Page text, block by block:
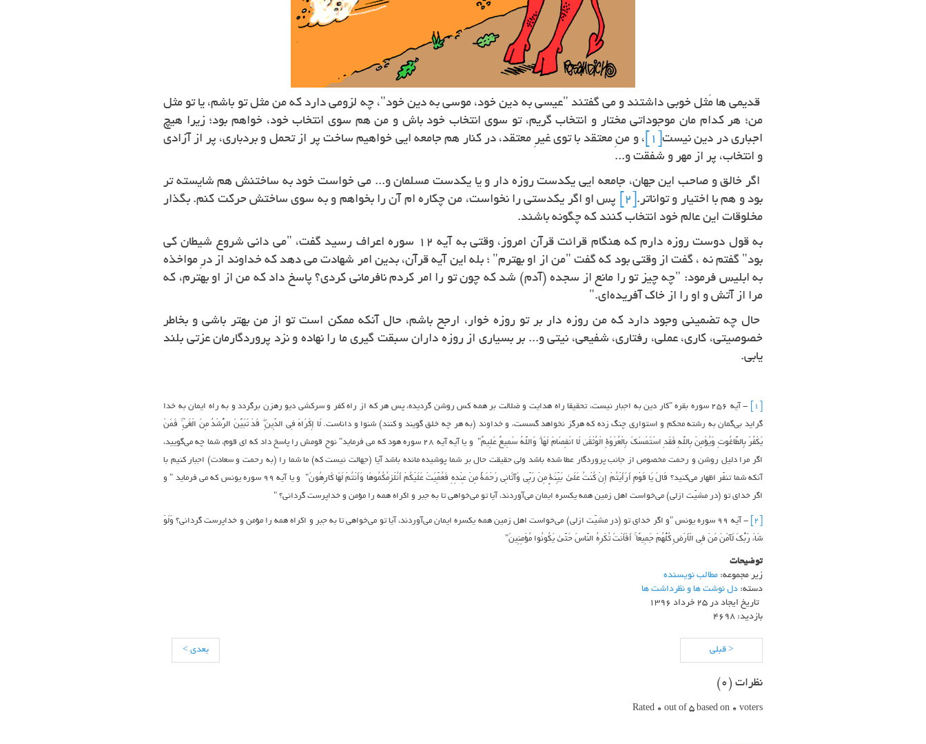
قدیمی ها مَثل خوبی داشتند و می گفتند "عیسی به دین خود، موسی به دین خود"، چه لزومی دارد که من مثل تو باشم، یا تو مثل
من؛ هر کدام مان موجوداتی مختار و انتخاب گریم، تو سوی انتخاب خود باش و من هم سوی انتخاب خود، خواهم بود؛ زیرا هیچ
اجباری در دین نیست
، و منِ معتقد با توی غیرِ معتقد، در کنار هم جامعه ایی خواهیم ساخت پر از تحمل و بردباری، پر از آزادی
و انتخاب، پر از مهر و شفقت و...
اگر خالق و صاحب این جهان، جامعه ایی یکدست روزه دار و یا یکدست مسلمان و... می خواست خود به ساختنش هم شایسته تر
بود و هم با اختیار و تواناتر.
پس او اگر یکدستی را نخواست، من چکاره ام آن را بخواهم و به سوی ساختش حرکت کنم. بگذار
مخلوقات این عالم خود انتخاب کنند که چگونه باشند.
به قول دوست روزه دارم که هنگام قرائت قرآن امروز، وقتی به آیه 12 سوره اعراف رسید گفت، "می دانی شروع شیطان کی
بود" گفتم نه ، گفت از وقتی بود که گفت "من از او بهترم" ؛ بله این آیه قرآن، بدین امر شهادت می دهد که خداوند از درِ مواخذه
به ابلیس فرمود: "چه چیز تو را مانع از سجده (آدم) شد که چون تو را امر کردم نافرمانی کردی؟ پاسخ داد که من از او بهترم، که
مرا از آتش و او را از خاک آفریده‌ای."
حال چه تضمینی وجود دارد که من روزه دار بر تو روزه خوار، ارجح باشم، حال آنکه ممکن است تو از من بهتر باشی و بخاطر
خصوصیتی، کاری، عملی، رفتاری، شفیعی، نیتی و... بر بسیاری از روزه داران سبقت گیری ما را نهاده و نزد پروردگارمان عزتی بلند
یابی.
- آیه 256 سوره بقره "کار دین به اجبار نیست، تحقیقا راه هدایت و ضلالت بر همه کس روشن گردیده، پس هر که از راه کفر و سرکشی دیو رهزن برگردد و به راه ایمان به خدا
گراید بی‌گمان به رشته محکم و استواری چنگ زده که هرگز نخواهد گسست، و خداوند (به هر چه خلق گویند و کنند) شنوا و داناست. لَا إِكْرَاهَ فِي الدِّينِ ۖ قَدْ تَبَيَّنَ الرُّشْدُ مِنَ الْغَيِّ ۚ فَمَنْ
يَكْفُرْ بِالطَّاغُوتِ وَيُؤْمِنْ بِاللَّهِ فَقَدِ اسْتَمْسَكَ بِالْعُرْوَةِ الْوُثْقَىٰ لَا انْفِصَامَ لَهَا ۗ وَاللَّهُ سَمِيعٌ عَلِيمٌ" و یا آیه آیه 28 سوره هود که می فرماید" نوح قومش را پاسخ داد که ای قوم، شما چه می‌گویید،
اگر مرا دلیل روشن و رحمت مخصوص از جانب پروردگار عطا شده باشد ولی حقیقت حال بر شما پوشیده مانده باشد آیا (جهالت نیست که) ما شما را (به رحمت و سعادت) اجبار کنیم با
آنکه شما تنفّر اظهار می‌کنید؟ قَالَ يَا قَوْمِ أَرَأَيْتُمْ إِنْ كُنْتُ عَلَىٰ بَيِّنَةٍ مِنْ رَبِّي وَآتَانِي رَحْمَةً مِنْ عِنْدِهِ فَعُمِّيَتْ عَلَيْكُمْ أَنُلْزِمُكُمُوهَا وَأَنْتُمْ لَهَا كَارِهُونَ" و یا آیه 99 سوره یونس که می فرماید " و
اگر خدای تو (در مشیّت ازلی) می‌خواست اهل زمین همه یکسره ایمان می‌آوردند، آیا تو می‌خواهی تا به جبر و اکراه همه را مؤمن و خداپرست گردانی؟ "
- آیه 99 سوره یونس "و اگر خدای تو (در مشیّت ازلی) می‌خواست اهل زمین همه یکسره ایمان می‌آوردند، آیا تو می‌خواهی تا به جبر و اکراه همه را مؤمن و خداپرست گردانی؟ وَلَوْ
شَاءَ رَبُّكَ لَآمَنَ مَنْ فِي الْأَرْضِ كُلُّهُمْ جَمِيعًا ۚ أَفَأَنْتَ تُكْرِهُ النَّاسَ حَتَّىٰ يَكُونُوا مُؤْمِنِينَ"
توضیحات
زیر مجموعه: مطالب نویسنده
دسته: دل نوشت ها و نظرداشت ها
تاریخ ایجاد در 25 خرداد 1396
بازدید: 4698
< قبلی بعدی >
نظرات ( 0
)
Rated 0 out of 5 based on 0 voters